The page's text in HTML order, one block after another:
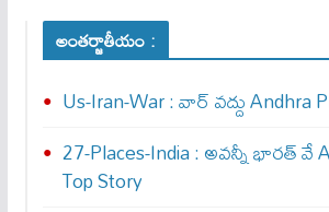
అంతర్జాతీయం :
Us-Iran-War : వార్ వ‌ద్దు Andhra
27-Places-India : అవ‌న్నీ భార‌త్ వే
Top Story